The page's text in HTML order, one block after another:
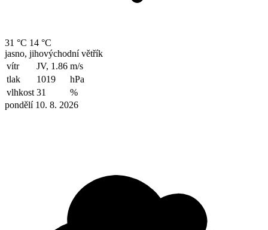
31 °C 14 °C
jasno, jihovýchodní větřík
vítr
JV, 1.86 m/s
tlak
1019
hPa
vlhkost 31
%
pondělí 10. 8. 2026